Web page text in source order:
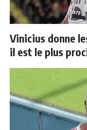
Vinicius donne
il est le plus